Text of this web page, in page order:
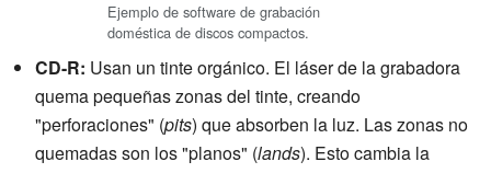
Ejemplo de software de grabación
doméstica de discos compactos.
CD-R: Usan un tinte orgánico. El láser de la grabadora
quema pequeñas zonas del tinte, creando
"perforaciones" (pits) que absorben la luz. Las zonas no
quemadas son los "planos" (lands). Esto cambia la